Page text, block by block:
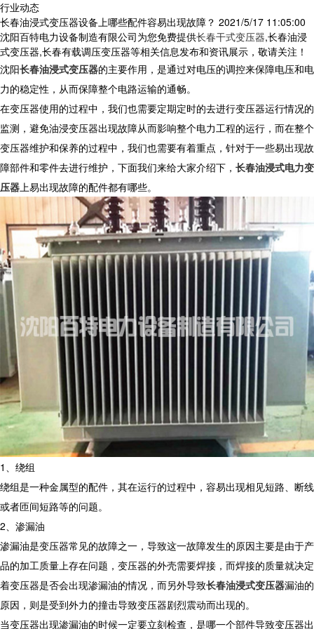
行业动态
长春油浸式变压器设备上哪些配件容易出现故障？ 2021/5/17 11:05:00
沈阳百特电力设备制造有限公司为您免费提供长春干式变压器,长春油浸
式变压器,长春有载调压变压器等相关信息发布和资讯展示，敬请关注！
沈阳长春油浸式变压器的主要作用，是通过对电压的调控来保障电压和电
力的稳定性，从而保障整个电路运输的通畅。
在变压器使用的过程中，我们也需要定期定时的去进行变压器运行情况的
监测，避免油浸变压器出现故障从而影响整个电力工程的运行，而在整个
变压器维护和保养的过程中，我们也需要有着重点，针对于一些易出现故
障部件和零件去进行维护，下面我们来给大家介绍下， 长春油浸式电力变
压器上易出现故障的配件都有哪些。
1、绕组
绕组是一种金属型的配件，其在运行的过程中，容易出现相见短路、断线
或者匝间短路等的问题。
2、渗漏油
渗漏油是变压器常见的故障之一，导致这一故障发生的原因主要是由于产
品的加工质量上存在问题，变压器的外壳需要焊接，而焊接的质量就决定
着变压器是否会出现渗漏油的情况，而另外导致长春油浸式变压器漏油的
原因，则是受到外力的撞击导致变压器剧烈震动而出现的。
当变压器出现渗漏油的时候一定要立刻检查，是哪一个部件导致变压器出